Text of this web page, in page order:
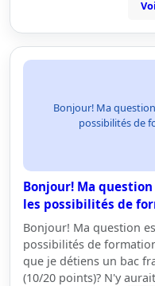
Bonjour! Ma
possibilités de
Bonjour! Ma
les possibilités de
Bonjour! Ma question
possibilités de
que je détiens un bac
(10/20 points)? N'y